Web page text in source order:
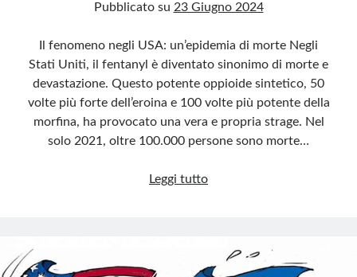
Pubblicato su 23 Giugno 2024
Il fenomeno negli USA: un’epidemia di morte Negli
Stati Uniti, il fentanyl è diventato sinonimo di morte e
devastazione. Questo potente oppioide sintetico, 50
volte più forte dell’eroina e 100 volte più potente della
morfina, ha provocato una vera e propria strage. Nel
solo 2021, oltre 100.000 persone sono morte…
Leggi tuttoFentanyl
un’inarrestabile
crisi